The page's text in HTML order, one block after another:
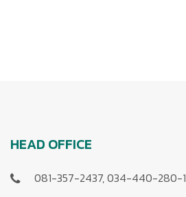
HEAD OFFICE
081-357-2437, 034-440-280-1